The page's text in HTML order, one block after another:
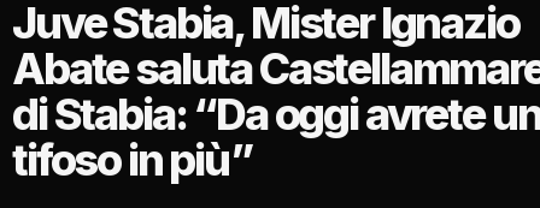
Juve Stabia, Mister Ignazio
Abate saluta
di Stabia: “Da oggi avrete
tifoso in più”